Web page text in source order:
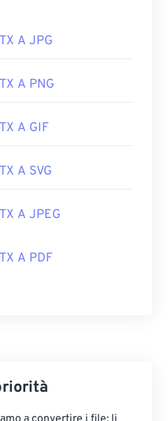
PTX?
i file PTX sono
Manager
o Adobe InDesign
Company, LTD.
A JPG
A PNG
A GIF
A SVG
A JPEG
A PDF